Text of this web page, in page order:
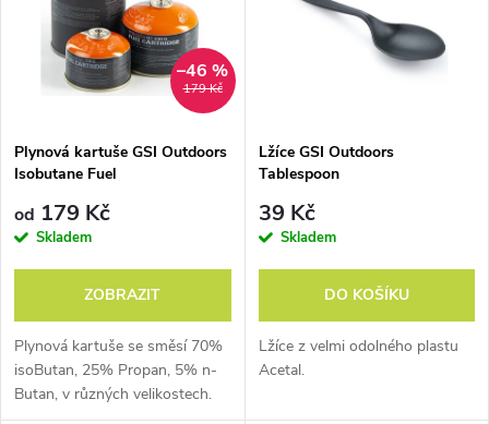
Jedničk
a v
USA
Věčný
design
V GSI vědí, že
životnímu
prostředí nejvíce
Náhra
dní díly
Venku v přírodě
p
r
o
d
u
s
p
r
d
179 Kč
–46 %
Plynová kartuše GSI Outdoors
Isobutane Fuel
od 179 Kč
Skladem
ZOBRAZIT
Plynová kartuše se směsí 70%
isoButan, 25% Propan, 5% n-
Butan, v různých velikostech.
Lžíce GSI Outdoors
Tablespoon
39 Kč
Skladem
DO KOŠÍKU
Lžíce z velmi odolného plastu
Acetal.